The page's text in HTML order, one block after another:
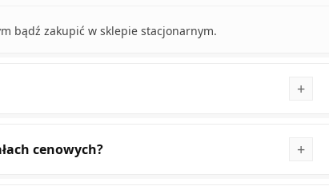
bądź zakupić w sklepie stacjonarnym.
cenowych?